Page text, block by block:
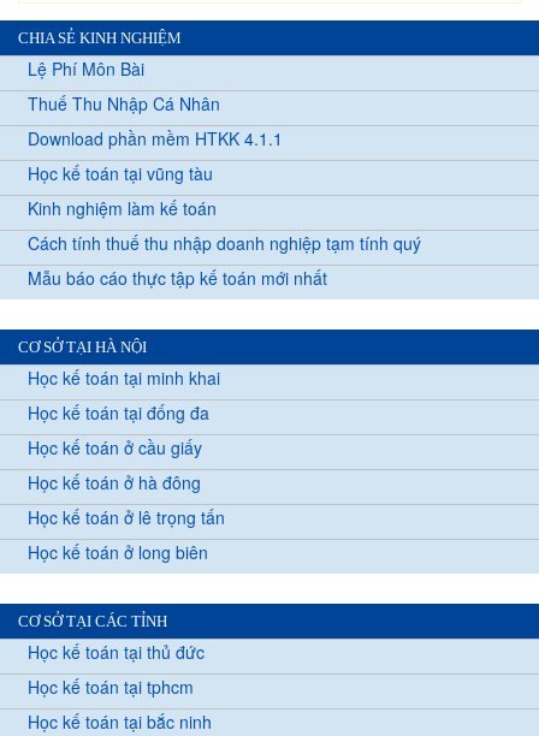
CHIA SẺ KINH NGHIỆM
Lệ Phí Môn Bài
Thuế Thu Nhập Cá Nhân
Download phần mềm HTKK 4.1.1
Học kế toán tại vũng tàu
Kinh nghiệm làm kế toán
Cách tính thuế thu nhập doanh nghiệp tạm tính quý
Mẫu báo cáo thực tập kế toán mới nhất
CƠ SỞ TẠI HÀ NỘI
Học kế toán tại minh khai
Học kế toán tại đống đa
Học kế toán ở cầu giấy
Học kế toán ở hà đông
Học kế toán ở lê trọng tấn
Học kế toán ở long biên
CƠ SỞ TẠI CÁC TỈNH
Học kế toán tại thủ đức
Học kế toán tại tphcm
Học kế toán tại bắc ninh